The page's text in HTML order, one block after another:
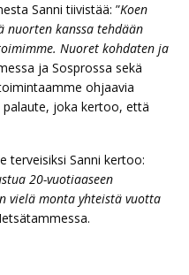
Sanni tiivistää: ”Koen
nuorten kanssa tehdään
Nuoret kohdaten ja
ja Sosprossa sekä
ohjaavia
joka kertoo, että
terveisiksi Sanni kertoo:
20-vuotiaaseen
vielä monta yhteistä vuotta